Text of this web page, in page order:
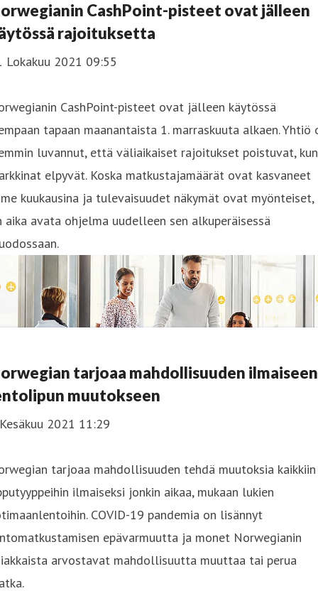
CashPoint-pisteet ovat jälleen
rajoituksetta
Lokakuu 2021 09:55
CashPoint-pisteet ovat jälleen käytössä
tapaan maanantaista 1. marraskuuta alkaen. Yhtiö
luvannut, että väliaikaiset rajoitukset poistuvat, kun
elpyvät. Koska matkustajamäärät ovat kasvaneet
kuukausina ja tulevaisuudet näkymät ovat myönteiset,
aika avata ohjelma uudelleen sen alkuperäisessä
tarjoaa mahdollisuuden ilmaiseen
muutokseen
2021 11:29
tarjoaa mahdollisuuden tehdä muutoksia kaikkiin
ilmaiseksi jonkin aikaa, mukaan lukien
COVID-19 pandemia on lisännyt
epävarmuutta ja monet Norwegianin
arvostavat mahdollisuutta muuttaa tai perua